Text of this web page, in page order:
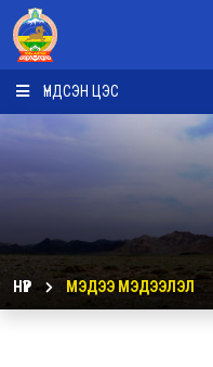
ҮНДСЭН ЦЭС
НҮҮР МЭДЭЭ МЭДЭЭЛЭЛ